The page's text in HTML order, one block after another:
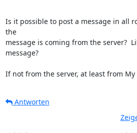
Is it possible to post a message in all
the
message is coming from the server?
message?
If not from the server, at least from
Antworten